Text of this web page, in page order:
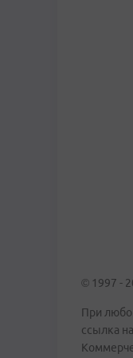
© 1997 -
При
ссылка